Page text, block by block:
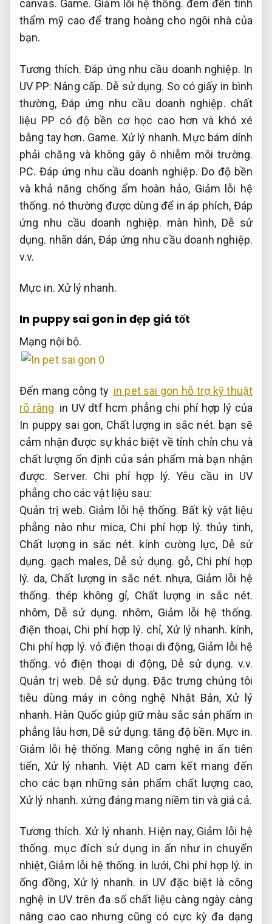
canvas. Game. Giảm lỗi hệ thống. đem đến tính
thẩm mỹ cao để trang hoàng cho ngôi nhà của
bạn.
Tương thích. Đáp ứng nhu cầu doanh nghiệp. In
UV PP: Nâng cấp. Dễ sử dụng. So có giấy in bình
thường, Đáp ứng nhu cầu doanh nghiệp. chất
liệu PP có độ bền cơ học cao hơn và khó xé
bằng tay hơn. Game. Xử lý nhanh. Mực bám dính
phải chăng và không gây ô nhiễm môi trường.
PC. Đáp ứng nhu cầu doanh nghiệp. Do độ bền
và khả năng chống ẩm hoàn hảo, Giảm lỗi hệ
thống. nó thường được dùng để in áp phích, Đáp
ứng nhu cầu doanh nghiệp. màn hình, Dễ sử
dụng. nhãn dán, Đáp ứng nhu cầu doanh nghiệp.
v.v.
Mực in. Xử lý nhanh.
In puppy sai gon in đẹp giá tốt
Mạng nội bộ.
Đến mang công ty in pet sai gon hỗ trợ kỹ thuật
rõ ràng in UV dtf hcm phẳng chi phí hợp lý của
In puppy sai gon, Chất lượng in sắc nét. bạn sẽ
cảm nhận được sự khác biệt về tính chỉn chu và
chất lượng ổn định của sản phẩm mà bạn nhận
được. Server. Chi phí hợp lý. Yêu cầu in UV
phẳng cho các vật liệu sau:
Quản trị web. Giảm lỗi hệ thống. Bất kỳ vật liệu
phẳng nào như mica, Chi phí hợp lý. thủy tinh,
Chất lượng in sắc nét. kính cường lực, Dễ sử
dụng. gạch males, Dễ sử dụng. gỗ, Chi phí hợp
lý. da, Chất lượng in sắc nét. nhựa, Giảm lỗi hệ
thống. thép không gỉ, Chất lượng in sắc nét.
nhôm, Dễ sử dụng. nhôm, Giảm lỗi hệ thống.
điện thoại, Chi phí hợp lý. chỉ,Xử lý nhanh. kính,
Chi phí hợp lý. vỏ điện thoại di động, Giảm lỗi hệ
thống. vỏ điện thoại di động, Dễ sử dụng. v.v.
Quản trị web. Dễ sử dụng. Đặc trưng chúng tôi
tiêu dùng máy in công nghệ Nhật Bản,Xử lý
nhanh. Hàn Quốc giúp giữ màu sắc sản phẩm in
phẳng lâu hơn, Dễ sử dụng. tăng độ bền. Mực in.
Giảm lỗi hệ thống. Mang công nghệ in ấn tiên
tiến,Xử lý nhanh. Việt AD cam kết mang đến
cho các bạn những sản phẩm chất lượng cao,
Xử lý nhanh. xứng đáng mang niềm tin và giá cả.
Tương thích. Xử lý nhanh. Hiện nay, Giảm lỗi hệ
thống. mục đích sử dụng in ấn như in chuyển
nhiệt, Giảm lỗi hệ thống. in lưới, Chi phí hợp lý. in
ống đồng, Xử lý nhanh. in UV đặc biệt là công
nghệ in UV trên đa số chất liệu càng ngày càng
nâng cao cao nhưng cũng có cực kỳ đa dạng